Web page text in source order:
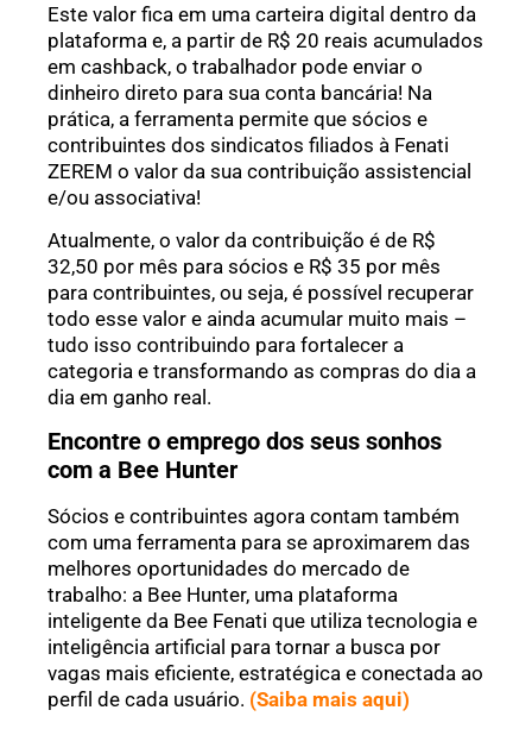
Este valor fica em uma carteira digital dentro da
plataforma e, a partir de R$ 20 reais acumulados
em cashback, o trabalhador pode enviar o
dinheiro direto para sua conta bancária! Na
prática, a ferramenta permite que sócios e
contribuintes dos sindicatos filiados à Fenati
ZEREM o valor da sua contribuição assistencial
e/ou associativa!
Atualmente, o valor da contribuição é de R$
32,50 por mês para sócios e R$ 35 por mês
para contribuintes, ou seja, é possível recuperar
todo esse valor e ainda acumular muito mais –
tudo isso contribuindo para fortalecer a
categoria e transformando as compras do dia a
dia em ganho real.
Encontre o emprego dos seus sonhos
com a Bee Hunter
Sócios e contribuintes agora contam também
com uma ferramenta para se aproximarem das
melhores oportunidades do mercado de
trabalho: a Bee Hunter, uma plataforma
inteligente da Bee Fenati que utiliza tecnologia e
inteligência artificial para tornar a busca por
vagas mais eficiente, estratégica e conectada ao
perfil de cada usuário. (Saiba mais aqui)